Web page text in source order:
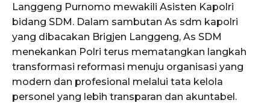
Langgeng Purnomo mewakili Asisten Kapolri
bidang SDM. Dalam sambutan As sdm kapolri
yang dibacakan Brigjen Langgeng, As SDM
menekankan Polri terus mematangkan langkah
transformasi reformasi menuju organisasi yang
modern dan profesional melalui tata kelola
personel yang lebih transparan dan akuntabel.